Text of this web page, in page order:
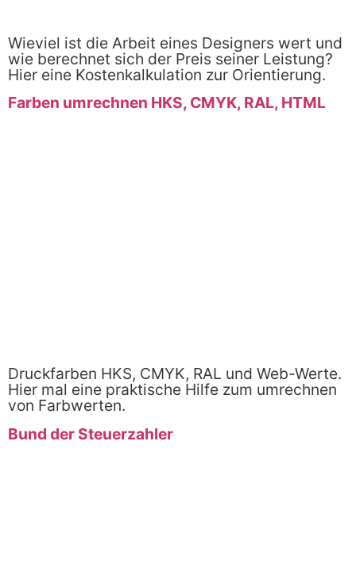
Wieviel ist die Arbeit eines Designers wert und
wie berechnet sich der Preis seiner Leistung?
Hier eine Kostenkalkulation zur Orientierung.
Farben umrechnen HKS, CMYK, RAL, HTML
Druckfarben HKS, CMYK, RAL und Web-Werte.
Hier mal eine praktische Hilfe zum umrechnen
von Farbwerten.
Bund der Steuerzahler